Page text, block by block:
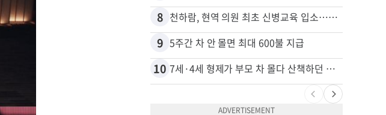
8 천하람, 현역 의원 최초 신병교육 입소…논산서 2박3일 생활
9 5주간 차 안 몰면 최대 600불 지급
10 7세·4세 형제가 부모 차 몰다 산책하던 여성 들이받아